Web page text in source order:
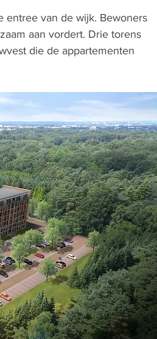
entree van de wijk. Bewoners
aan vordert. Drie torens
die de appartementen